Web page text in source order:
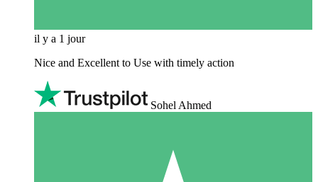
il y a 1 jour
Nice and Excellent to Use with timely action
Sohel Ahmed